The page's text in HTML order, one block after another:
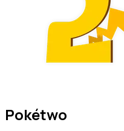
Pokétwo